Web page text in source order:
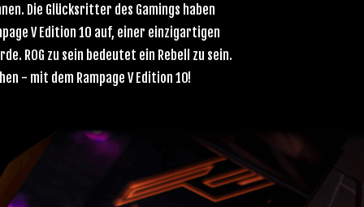
Die Glücksritter des Gamings haben
V Edition 10 auf, einer einzigartigen
ROG zu sein bedeutet ein Rebell zu sein.
- mit dem Rampage V Edition 10!